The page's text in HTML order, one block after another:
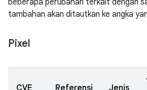
beberapa perubahan terkait dengan
tambahan akan ditautkan ke angka
Pixel
CVE Referensi Jenis